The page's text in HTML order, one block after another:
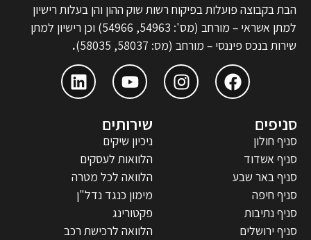
הבת בקבוצה פועלות בפיקוח רשות שוק ההון והן בעלות רישיון
למתן אשראי – מורחב (מס': 54963, 54966) וכן רישיון למתן
שירות בנכס פיננסי – מורחב (מס: 58037, 58035)
.
סניפים
סניף חולון
סניף אשדוד
סניף באר שבע
סניף חיפה
סניף נתיבות
סניף ירושלים
שירותים
ניכיון שיקים
הלוואות לעסקים
הלוואה לכל מטרה
מימון כנגד נדל"ן
פקטורינג
הלוואה לרכישת רכב